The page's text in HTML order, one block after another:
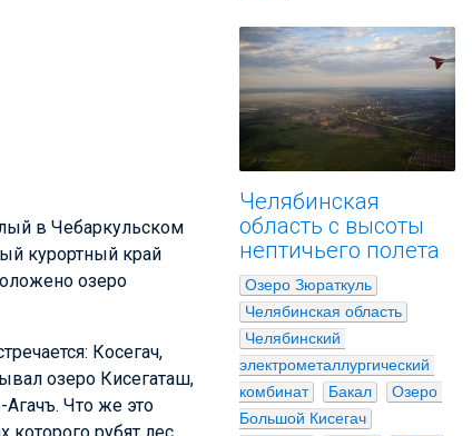
в Чебаркульском
курортный край
озеро
Косегач,
озеро Кисегаташ,
Что же это
Челябинская
область с высоты
нептичьего полета
Озеро Зюраткуль
Челябинская область
Челябинский
электрометаллургический
комбинат
Бакал
Озеро
Большой Кисегач